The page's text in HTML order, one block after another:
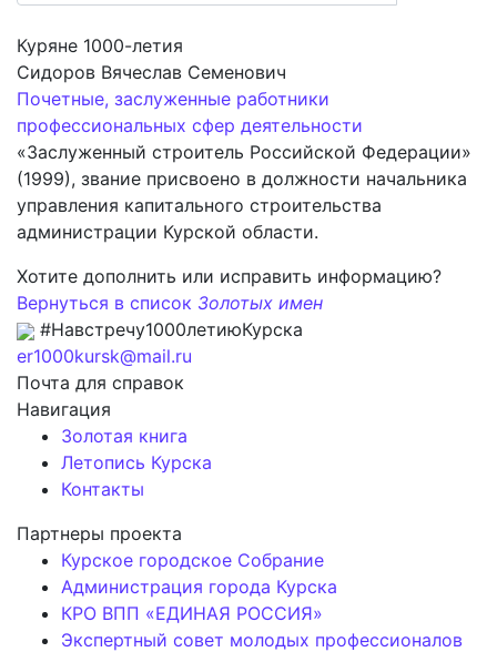
Куряне 1000-летия
Сидоров Вячеслав Семенович
Почетные, заслуженные работники
профессиональных сфер деятельности
«Заслуженный строитель Российской Федерации»
(1999), звание присвоено в должности начальника
управления капитального строительства
администрации Курской области.
Хотите дополнить или исправить информацию?
Вернуться в список Золотых имен
#Навстречу1000летиюКурска
er1000kursk@mail.ru
Почта для справок
Навигация
Золотая книга
Летопись Курска
Контакты
Партнеры проекта
Курское городское Собрание
Администрация города Курска
КРО ВПП «ЕДИНАЯ РОССИЯ»
Экспертный совет молодых профессионалов